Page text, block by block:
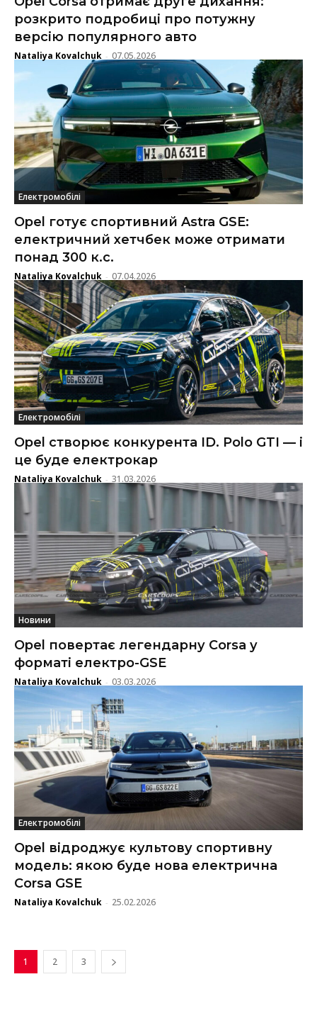
розкрито подробиці про потужну
версію популярного авто
Nataliya Kovalchuk - 07.05.2026
Електромобілі
Opel готує спортивний Astra GSE:
електричний хетчбек може отримати
понад 300 к.с.
Nataliya Kovalchuk - 07.04.2026
Електромобілі
Opel створює конкурента ID. Polo GTI — і
це буде електрокар
Nataliya Kovalchuk - 31.03.2026
Новини
Opel повертає легендарну Corsa у
форматі електро-GSE
Nataliya Kovalchuk - 03.03.2026
Електромобілі
Opel відроджує культову спортивну
модель: якою буде нова електрична
Corsa GSE
Nataliya Kovalchuk - 25.02.2026
1 2 3